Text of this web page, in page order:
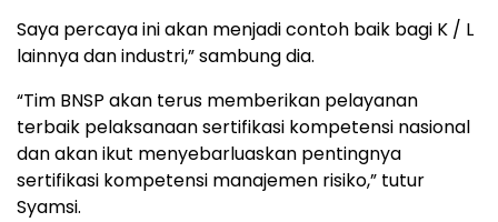
Saya percaya ini akan menjadi contoh baik bagi K / L
lainnya dan industri,” sambung dia.
“Tim BNSP akan terus memberikan pelayanan
terbaik pelaksanaan sertifikasi kompetensi nasional
dan akan ikut menyebarluaskan pentingnya
sertifikasi kompetensi manajemen risiko,” tutur
Syamsi.